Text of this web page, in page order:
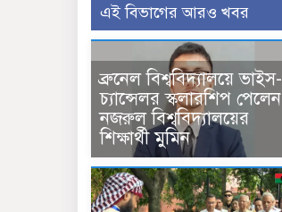
এই বিভাগের আরও খবর
ব্রুনেল বিশ্ববিদ্যালয়ে ভাইস-
চ্যান্সেলর স্কলারশিপ পেলেন
নজরুল বিশ্ববিদ্যালয়ের
শিক্ষার্থী মুমিন